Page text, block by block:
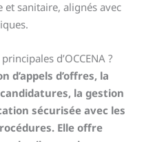
sanitaire, alignés avec
d’OCCENA ?
d’appels d’offres, la
la gestion
sécurisée avec les
Elle offre